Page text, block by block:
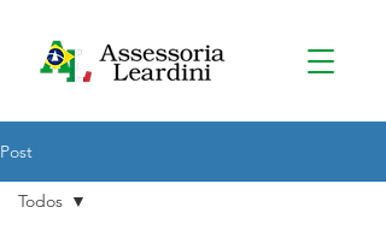
Post
Todos